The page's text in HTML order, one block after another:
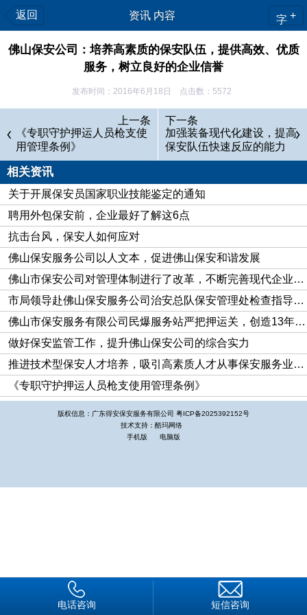
返回 资讯 内容 字 +
佛山保安公司：培养高素质的保安队伍，提供高效、优质
服务，树立良好的企业信誉
发布时间：2016年6月18日 点击数：5572
随着市场经济的进一步深化，各行各业都面临着严峻的考
验。企业间竞争不断加强，保安服务业尤显突出。它使我们清醒
地认识到：只有培养和建立一支高素质的保安队伍，运用高科技
的管理模式，提供高效、优质的服务，树立良好的企业信誉，才
能使保安公司立于不败之地。我们根据本地实际情况，经过几年
来的经验积累，佛山保安公司摸索出一些行之有效的管理模式。
健全内部管理运行机制，建立和完善保安市场一体化格局。
由于保安队伍发展迅速，而保安队员工作地点分散，在管理上给
我们带来一定的难度。加上队员文化程度高低不一，素质参差不
齐，组织纪律观念有强有弱。我们针对这些问题，对症下药：一
是从公司内部抓起，采取整顿和管理并举的工作措施，规范公司
内部员工管理机制。公司针对个别员工纪律涣散、办事效率低
下、干好干坏一个样的现象进行了一次全面整改，对工作成绩突
出的予以重奖。效益低下的实行淘汰，引进先进管理人才；二是
实行养老保险和人身意外保险制度，公司根据实际情况，率先对
公司招聘员工、保安骨干实施养老保险和人身意外保险制度，并
逐步普及到全体保安队员：三是抓试点、树典型，激励队员的上
进心，促进管理模式健康、有序、规范地发展：必是实行目标、
加强保安管理制度化、规范化。一是形成“金字塔”型管理模
式，层层签订责任状，一级抓一级，谁主管谁负责。同时，成立
上一条
《专职守护押运人员枪支使
用管理条例》
下一条
加强装备现代化建设，提高
保安队伍快速反应的能力
相关资讯
关于开展保安员国家职业技能鉴定的通知
聘用外包保安前，企业最好了解这6点
抗击台风，保安人如何应对
佛山保安服务公司以人文本，促进佛山保安和谐发展
佛山市保安公司对管理体制进行了改革，不断完善现代企业制度
市局领导赴佛山保安服务公司治安总队保安管理处检查指导工作
佛山市保安服务有限公司民爆服务站严把押运关，创造13年安全无事故的佳绩
做好保安监管工作，提升佛山保安公司的综合实力
推进技术型保安人才培养，吸引高素质人才从事保安服务业管理工作是保安服务业转型升级的方向
《专职守护押运人员枪支使用管理条例》
版权信息：广东得安保安服务有限公司 粤ICP备2025392152号
技术支持：酷玛网络
手机版
电脑版
电话咨询 短信咨询